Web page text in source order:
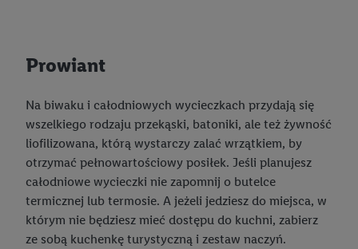
Jak zrobić tort z pieluch? DIY
Jak zrobić wózek z pieluch? DIY
Top 10 zabaw na baby shower
Najbardziej przydatne prezenty dla noworodka i rodziców
Zabawki Montessori – co warto o nich wiedzieć?
Pierwsze zabawki dla niemowląt
Prowiant
Na biwaku i całodniowych wycieczkach przydają się
wszelkiego rodzaju przekąski, batoniki, ale też żywność
liofilizowana, którą wystarczy zalać wrzątkiem, by
otrzymać pełnowartościowy posiłek. Jeśli planujesz
całodniowe wycieczki nie zapomnij o butelce
termicznej lub termosie. A jeżeli jedziesz do miejsca, w
którym nie będziesz mieć dostępu do kuchni, zabierz
ze sobą kuchenkę turystyczną i zestaw naczyń.
zakupowych w usługach Lidl zostaną udostępnione jednemu z
wyżej wymienionych partnerów, aby mógł on analizować
niezależny administrator danych.
Tworzenie spersonalizowanych reklam opiera się na
generowaniu profili, które są również wzbogacane o dane z
innych usług. Obejmuje to łączenie danych (np. dotyczących
korzystania z usług Lidl, zachowań zakupowych w usługach
Lidl, informacji z konta klienta - np. wieku lub płci - a także
dokładnych danych dotyczących lokalizacji), również przez